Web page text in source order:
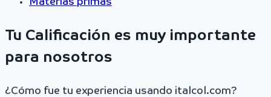
Tu Calificación es muy importante
para nosotros
¿Cómo fue tu experiencia usando italcol.com?